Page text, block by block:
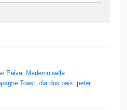
Paiva, Mademoiselle
Toast, dia dos pais, peter